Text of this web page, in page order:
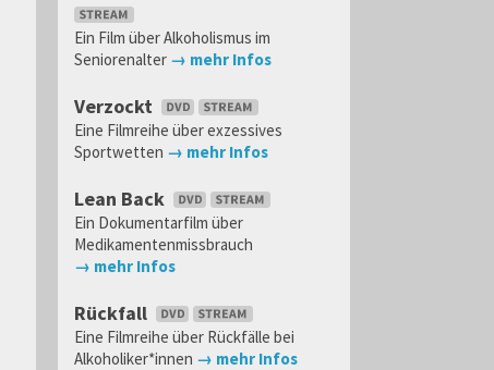
Ein Film über Alkoholismus im
Seniorenalter → mehr Infos
Verzockt
Eine Filmreihe über exzessives
Sportwetten → mehr Infos
Lean Back
Ein Dokumentarfilm über
Medikamentenmissbrauch
→ mehr Infos
Rückfall
Eine Filmreihe über Rückfälle bei
Alkoholiker*innen → mehr Infos